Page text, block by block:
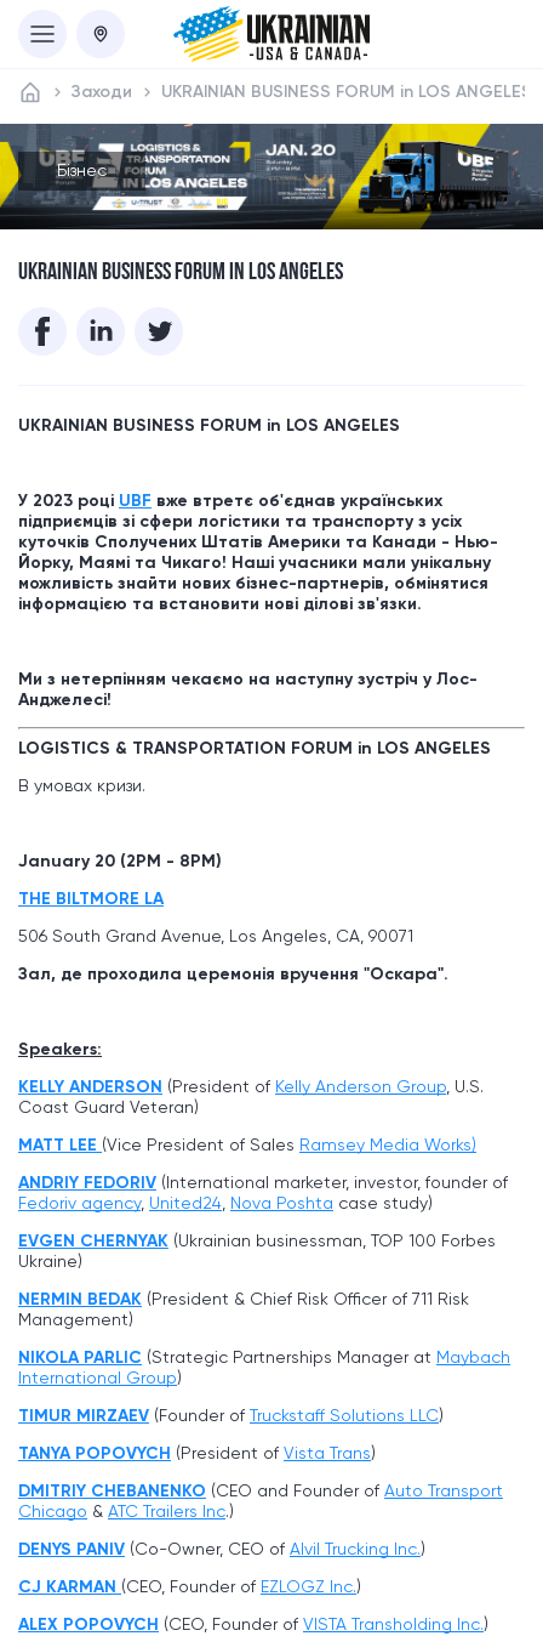
Заходи UKRAINIAN BUSINESS FORUM in LOS ANGELES
Бізнес
UKRAINIAN BUSINESS FORUM IN LOS ANGELES
UKRAINIAN BUSINESS FORUM in LOS ANGELES
У 2023 році UBF вже втретє об'єднав українських
підприємців зі сфери логістики та транспорту з усіх
куточків Сполучених Штатів Америки та Канади - Нью-
Йорку, Маямі та Чикаго! Наші учасники мали унікальну
можливість знайти нових бізнес-партнерів, обмінятися
інформацією та встановити нові ділові зв'язки.
Ми з нетерпінням чекаємо на наступну зустріч у Лос-
Анджелесі!
LOGISTICS & TRANSPORTATION FORUM in LOS ANGELES
В умовах кризи.
January 20 (2PM - 8PM)
THE BILTMORE LA
506 South Grand Avenue, Los Angeles, CA, 90071
Зал, де проходила церемонія вручення "Оскара".
Speakers:
KELLY ANDERSON (President of Kelly Anderson Group , U.S.
Coast Guard Veteran)
MATT LEE (Vice President of Sales Ramsey Media Works)
ANDRIY FEDORIV (International marketer, investor, founder of
Fedoriv agency, United24 Nova Poshta case study)
EVGEN CHERNYAK (Ukrainian businessman, TOP 100 Forbes
Ukraine)
NERMIN BEDAK (President & Chief Risk Officer of 711 Risk
Management)
NIKOLA PARLIC (Strategic Partnerships Manager at Maybach
International Group)
TIMUR MIRZAEV (Founder of Truckstaff Solutions LLC)
TANYA POPOVYCH (President of Vista Trans)
DMITRIY CHEBANENKO (CEO and Founder of Auto Transport
Chicago & ATC Trailers Inc.)
DENYS PANIV (Co-Owner, CEO of Alvil Trucking Inc.)
CJ KARMAN (CEO, Founder of EZLOGZ Inc.)
ALEX POPOVYCH (CEO, Founder of VISTA Transholding Inc.)